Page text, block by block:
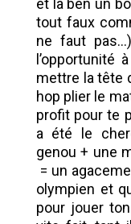
tout faux
ne faut
l’opportunité
mettre la tête
hop plier le
profit pour te
a été le
genou + une
= un
olympien et
pour jouer